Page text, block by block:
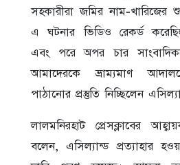
সহকারীরা জমির নাম-খারিজের
এ ঘটনার ভিডিও রেকর্ড
এবং পরে অপর চার
আমাদেরকে ভ্রাম্যমাণ
পাঠানোর প্রস্তুতি নিচ্ছিলেন
লালমনিরহাট প্রেসক্লাবের
বলেন, এসিল্যান্ড প্রত্যাহার